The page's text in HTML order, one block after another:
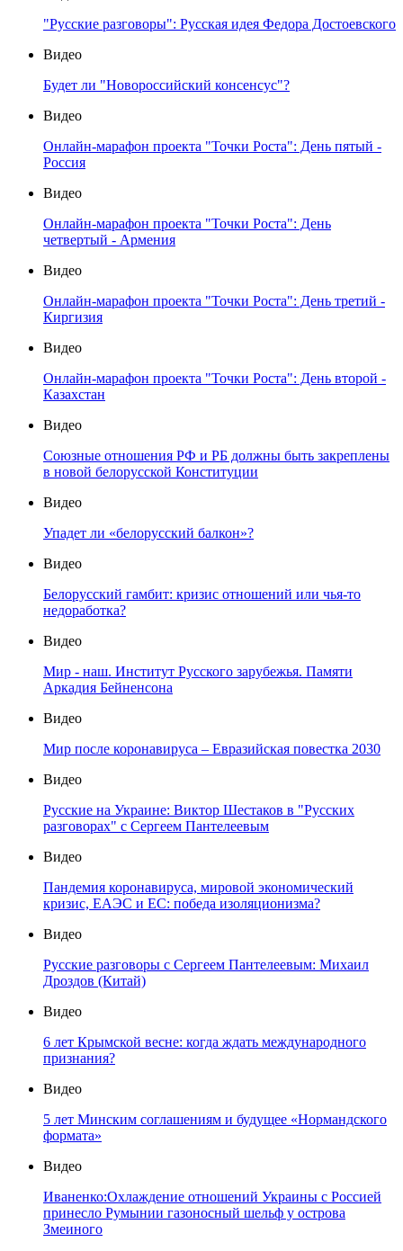
"Русские разговоры": Русская идея Федора Достоевского
Видео
Будет ли "Новороссийский консенсус"?
Видео
Онлайн-марафон проекта "Точки Роста": День пятый -
Россия
Видео
Онлайн-марафон проекта "Точки Роста": День
четвертый - Армения
Видео
Онлайн-марафон проекта "Точки Роста": День третий -
Киргизия
Видео
Онлайн-марафон проекта "Точки Роста": День второй -
Казахстан
Видео
Союзные отношения РФ и РБ должны быть закреплены
в новой белорусской Конституции
Видео
Упадет ли «белорусский балкон»?
Видео
Белорусский гамбит: кризис отношений или чья-то
недоработка?
Видео
Мир - наш. Институт Русского зарубежья. Памяти
Аркадия Бейненсона
Видео
Мир после коронавируса – Евразийская повестка 2030
Видео
Русские на Украине: Виктор Шестаков в "Русских
разговорах" с Сергеем Пантелеевым
Видео
Пандемия коронавируса, мировой экономический
кризис, ЕАЭС и ЕС: победа изоляционизма?
Видео
Русские разговоры с Сергеем Пантелеевым: Михаил
Дроздов (Китай)
Видео
6 лет Крымской весне: когда ждать международного
признания?
Видео
5 лет Минским соглашениям и будущее «Нормандского
формата»
Видео
Иваненко:Охлаждение отношений Украины с Россией
принесло Румынии газоносный шельф у острова
Змеиного